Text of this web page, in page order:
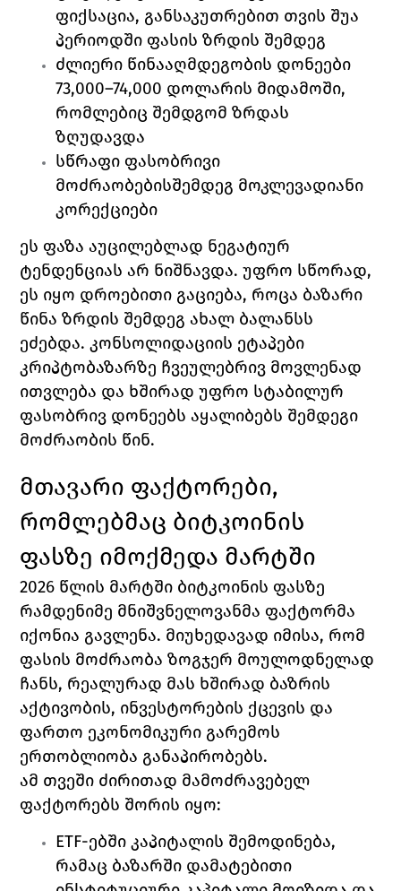
ფიქსაცია, განსაკუთრებით თვის შუა
პერიოდში ფასის ზრდის შემდეგ
ძლიერი წინააღმდეგობის დონეები
73,000–74,000 დოლარის მიდამოში,
რომლებიც შემდგომ ზრდას
ზღუდავდა
სწრაფი ფასობრივი
მოძრაობებისშემდეგ მოკლევადიანი
კორექციები
ეს ფაზა აუცილებლად ნეგატიურ
ტენდენციას არ ნიშნავდა. უფრო სწორად,
ეს იყო დროებითი გაციება, როცა ბაზარი
წინა ზრდის შემდეგ ახალ ბალანსს
ეძებდა. კონსოლიდაციის ეტაპები
კრიპტობაზარზე ჩვეულებრივ მოვლენად
ითვლება და ხშირად უფრო სტაბილურ
ფასობრივ დონეებს აყალიბებს შემდეგი
მოძრაობის წინ.
მთავარი ფაქტორები,
რომლებმაც ბიტკოინის
ფასზე იმოქმედა მარტში
2026 წლის მარტში ბიტკოინის ფასზე
რამდენიმე მნიშვნელოვანმა ფაქტორმა
იქონია გავლენა. მიუხედავად იმისა, რომ
ფასის მოძრაობა ზოგჯერ მოულოდნელად
ჩანს, რეალურად მას ხშირად ბაზრის
აქტივობის, ინვესტორების ქცევის და
ფართო ეკონომიკური გარემოს
ერთობლიობა განაპირობებს.
ამ თვეში ძირითად მამოძრავებელ
ფაქტორებს შორის იყო:
ETF-ებში კაპიტალის შემოდინება,
რამაც ბაზარში დამატებითი